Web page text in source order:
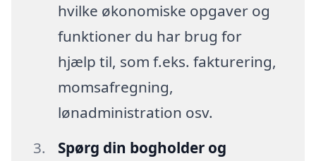
hvilke økonomiske opgaver og
funktioner du har brug for
hjælp til, som f.eks. fakturering,
momsafregning,
lønadministration osv.
Spørg din bogholder og